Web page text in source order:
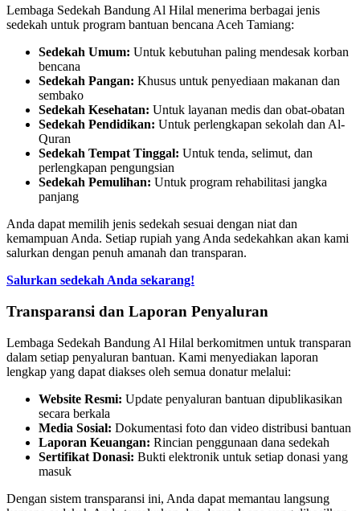
Lembaga Sedekah Bandung Al Hilal menerima berbagai jenis
sedekah untuk program bantuan bencana Aceh Tamiang:
Sedekah Umum: Untuk kebutuhan paling mendesak korban
bencana
Sedekah Pangan: Khusus untuk penyediaan makanan dan
sembako
Sedekah Kesehatan: Untuk layanan medis dan obat-obatan
Sedekah Pendidikan: Untuk perlengkapan sekolah dan Al-
Quran
Sedekah Tempat Tinggal: Untuk tenda, selimut, dan
perlengkapan pengungsian
Sedekah Pemulihan: Untuk program rehabilitasi jangka
panjang
Anda dapat memilih jenis sedekah sesuai dengan niat dan
kemampuan Anda. Setiap rupiah yang Anda sedekahkan akan kami
salurkan dengan penuh amanah dan transparan.
Salurkan sedekah Anda sekarang!
Transparansi dan Laporan Penyaluran
Lembaga Sedekah Bandung Al Hilal berkomitmen untuk transparan
dalam setiap penyaluran bantuan. Kami menyediakan laporan
lengkap yang dapat diakses oleh semua donatur melalui:
Website Resmi: Update penyaluran bantuan dipublikasikan
secara berkala
Media Sosial: Dokumentasi foto dan video distribusi bantuan
Laporan Keuangan: Rincian penggunaan dana sedekah
Sertifikat Donasi: Bukti elektronik untuk setiap donasi yang
masuk
Dengan sistem transparansi ini, Anda dapat memantau langsung